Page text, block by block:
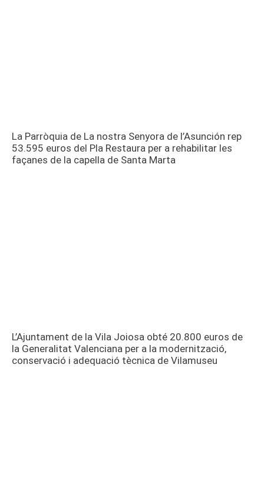
La Parròquia de La nostra Senyora de l’Asunción rep
53.595 euros del Pla Restaura per a rehabilitar les
façanes de la capella de Santa Marta
L’Ajuntament de la Vila Joiosa obté 20.800 euros de
la Generalitat Valenciana per a la modernització,
conservació i adequació tècnica de Vilamuseu